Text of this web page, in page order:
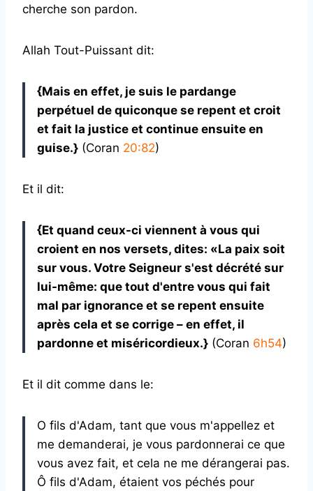
cherche son pardon.
Allah Tout-Puissant dit:
{Mais en effet, je suis le pardange
perpétuel de quiconque se repent et croit
et fait la justice et continue ensuite en
guise.} (Coran 20:82)
Et il dit:
{Et quand ceux-ci viennent à vous qui
croient en nos versets, dites: «La paix soit
sur vous. Votre Seigneur s'est décrété sur
lui-même: que tout d'entre vous qui fait
mal par ignorance et se repent ensuite
après cela et se corrige – en effet, il
pardonne et miséricordieux.} (Coran 6h54)
Et il dit comme dans le:
O fils d'Adam, tant que vous m'appellez et
me demanderai, je vous pardonnerai ce que
vous avez fait, et cela ne me dérangerai pas.
Ô fils d'Adam, étaient vos péchés pour